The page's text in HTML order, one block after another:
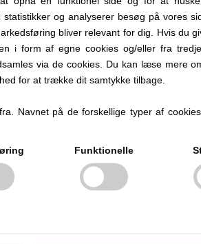
og analyserer besøg på vores
bliver relevant for dig. Hvis du
i form af egne cookies og/eller fra
via de cookies. Du kan læse mere
for at trække dit samtykke tilbage.
Navnet på de forskellige typer af
Funktionelle
funktion, som gør dem lettere at
efter sutten.
at vælge et design, der passer til
hverdagen.
og på tur.